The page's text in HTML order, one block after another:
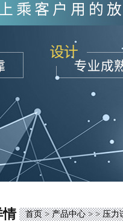
情 首页>产品中心> >压力